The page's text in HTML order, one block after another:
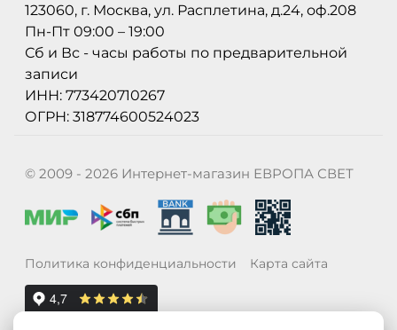
123060, г. Москва, ул. Расплетина, д.24, оф.208
Пн-Пт 09:00 – 19:00
Сб и Вс - часы работы по предварительной
записи
ИНН: 773420710267
ОГРН: 318774600524023
© 2009 - 2026 Интернет-магазин ЕВРОПА СВЕТ
Политика конфиденциальности Карта сайта